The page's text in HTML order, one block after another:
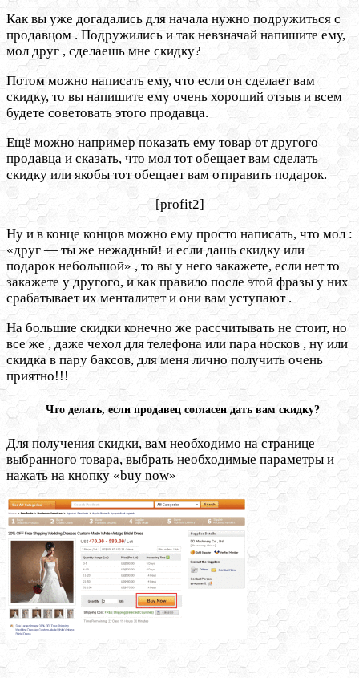
Как вы уже догадались для начала нужно подружиться с
продавцом . Подружились и так невзначай напишите ему,
мол друг , сделаешь мне скидку?
Потом можно написать ему, что если он сделает вам
скидку, то вы напишите ему очень хороший отзыв и всем
будете советовать этого продавца.
Ещё можно например показать ему товар от другого
продавца и сказать, что мол тот обещает вам сделать
скидку или якобы тот обещает вам отправить подарок.
[profit2]
Ну и в конце концов можно ему просто написать, что мол :
«друг — ты же нежадный! и если дашь скидку или
подарок небольшой» , то вы у него закажете, если нет то
закажете у другого, и как правило после этой фразы у них
срабатывает их менталитет и они вам уступают .
На большие скидки конечно же рассчитывать не стоит, но
все же , даже чехол для телефона или пара носков , ну или
скидка в пару баксов, для меня лично получить очень
приятно!!!
Что делать, если продавец согласен дать вам скидку?
Для получения скидки, вам необходимо на странице
выбранного товара, выбрать необходимые параметры и
нажать на кнопку «buy now»